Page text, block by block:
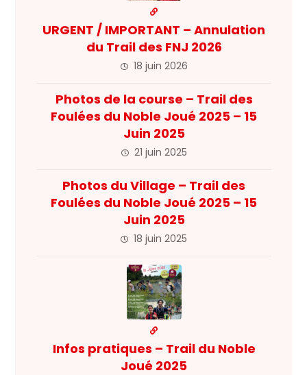
URGENT / IMPORTANT – Annulation
du Trail des FNJ 2026
18 juin 2026
Photos de la course – Trail des
Foulées du Noble Joué 2025 – 15
Juin 2025
21 juin 2025
Photos du Village – Trail des
Foulées du Noble Joué 2025 – 15
Juin 2025
18 juin 2025
Infos pratiques – Trail du Noble
Joué 2025